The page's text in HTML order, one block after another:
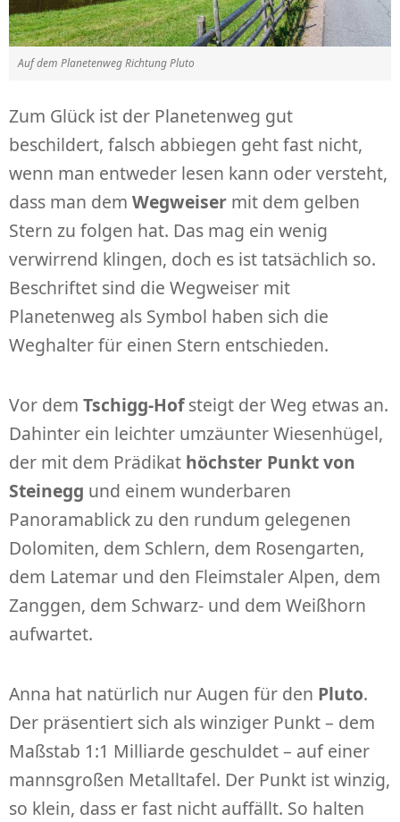
Auf dem Planetenweg Richtung Pluto
Zum Glück ist der Planetenweg gut
beschildert, falsch abbiegen geht fast nicht,
wenn man entweder lesen kann oder versteht,
dass man dem Wegweiser mit dem gelben
Stern zu folgen hat. Das mag ein wenig
verwirrend klingen, doch es ist tatsächlich so.
Beschriftet sind die Wegweiser mit
Planetenweg als Symbol haben sich die
Weghalter für einen Stern entschieden.
Vor dem Tschigg-Hofsteigt der Weg etwas an.
Dahinter ein leichter umzäunter Wiesenhügel,
der mit dem Prädikat höchster Punkt von
Steinegg und einem wunderbaren
Panoramablick zu den rundum gelegenen
Dolomiten, dem Schlern, dem Rosengarten,
dem Latemar und den Fleimstaler Alpen, dem
Zanggen, dem Schwarz- und dem Weißhorn
aufwartet.
Anna hat natürlich nur Augen für den Pluto.
Der präsentiert sich als winziger Punkt – dem
Maßstab 1:1 Milliarde geschuldet – auf einer
mannsgroßen Metalltafel. Der Punkt ist winzig,
so klein, dass er fast nicht auffällt. So halten